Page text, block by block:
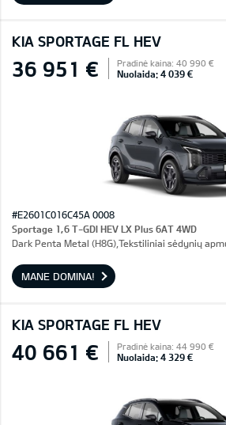
KIA SPORTAGE FL HEV
36 951 € Pradinė kaina: 40 990 €
Nuolaida: 4 039 €
#E2601C016C45A 0008
Sportage 1,6 T-GDI HEV LX Plus 6AT 4WD
Dark Penta Metal (H8G),Tekstiliniai sėdynių
MANE DOMINA!
KIA SPORTAGE FL HEV
40 661 € Pradinė kaina: 44 990 €
Nuolaida: 4 329 €